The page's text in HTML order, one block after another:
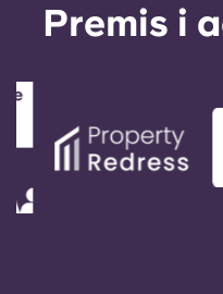
Premis i